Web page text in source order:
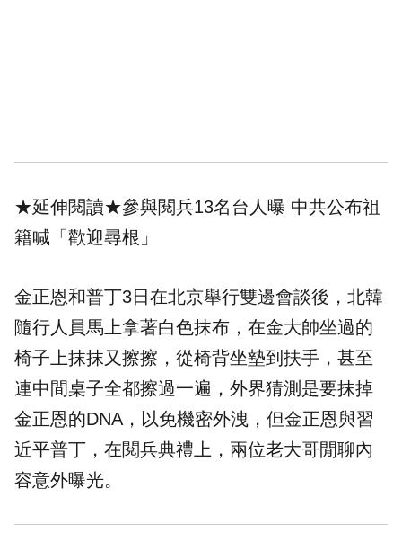
★延伸閱讀★參與閱兵13名台人曝 中共公布祖
籍喊「歡迎尋根」
金正恩和普丁3日在北京舉行雙邊會談後，北韓
隨行人員馬上拿著白色抹布，在金大帥坐過的
椅子上抹抹又擦擦，從椅背坐墊到扶手，甚至
連中間桌子全都擦過一遍，外界猜測是要抹掉
金正恩的DNA，以免機密外洩，但金正恩與習
近平普丁，在閱兵典禮上，兩位老大哥閒聊內
容意外曝光。